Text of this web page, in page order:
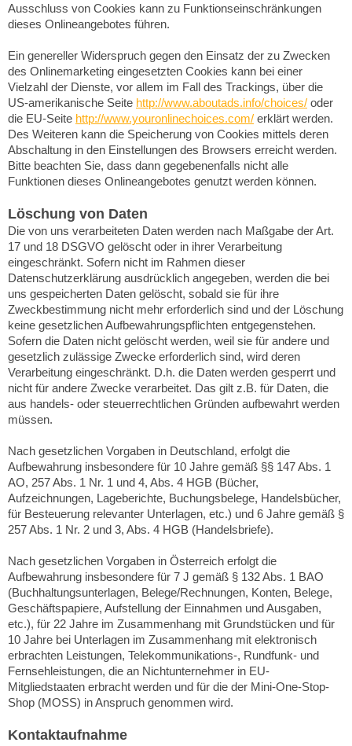
Ausschluss von Cookies kann zu Funktionseinschränkungen
dieses Onlineangebotes führen.
Ein genereller Widerspruch gegen den Einsatz der zu Zwecken
des Onlinemarketing eingesetzten Cookies kann bei einer
Vielzahl der Dienste, vor allem im Fall des Trackings, über die
US-amerikanische Seite http://www.aboutads.info/choices/ oder
die EU-Seite http://www.youronlinechoices.com/ erklärt werden.
Des Weiteren kann die Speicherung von Cookies mittels deren
Abschaltung in den Einstellungen des Browsers erreicht werden.
Bitte beachten Sie, dass dann gegebenenfalls nicht alle
Funktionen dieses Onlineangebotes genutzt werden können.
Löschung von Daten
Die von uns verarbeiteten Daten werden nach Maßgabe der Art.
17 und 18 DSGVO gelöscht oder in ihrer Verarbeitung
eingeschränkt. Sofern nicht im Rahmen dieser
Datenschutzerklärung ausdrücklich angegeben, werden die bei
uns gespeicherten Daten gelöscht, sobald sie für ihre
Zweckbestimmung nicht mehr erforderlich sind und der Löschung
keine gesetzlichen Aufbewahrungspflichten entgegenstehen.
Sofern die Daten nicht gelöscht werden, weil sie für andere und
gesetzlich zulässige Zwecke erforderlich sind, wird deren
Verarbeitung eingeschränkt. D.h. die Daten werden gesperrt und
nicht für andere Zwecke verarbeitet. Das gilt z.B. für Daten, die
aus handels- oder steuerrechtlichen Gründen aufbewahrt werden
müssen.
Nach gesetzlichen Vorgaben in Deutschland, erfolgt die
Aufbewahrung insbesondere für 10 Jahre gemäß §§ 147 Abs. 1
AO, 257 Abs. 1 Nr. 1 und 4, Abs. 4 HGB (Bücher,
Aufzeichnungen, Lageberichte, Buchungsbelege, Handelsbücher,
für Besteuerung relevanter Unterlagen, etc.) und 6 Jahre gemäß §
257 Abs. 1 Nr. 2 und 3, Abs. 4 HGB (Handelsbriefe).
Nach gesetzlichen Vorgaben in Österreich erfolgt die
Aufbewahrung insbesondere für 7 J gemäß § 132 Abs. 1 BAO
(Buchhaltungsunterlagen, Belege/Rechnungen, Konten, Belege,
Geschäftspapiere, Aufstellung der Einnahmen und Ausgaben,
etc.), für 22 Jahre im Zusammenhang mit Grundstücken und für
10 Jahre bei Unterlagen im Zusammenhang mit elektronisch
erbrachten Leistungen, Telekommunikations-, Rundfunk- und
Fernsehleistungen, die an Nichtunternehmer in EU-
Mitgliedstaaten erbracht werden und für die der Mini-One-Stop-
Shop (MOSS) in Anspruch genommen wird.
Kontaktaufnahme